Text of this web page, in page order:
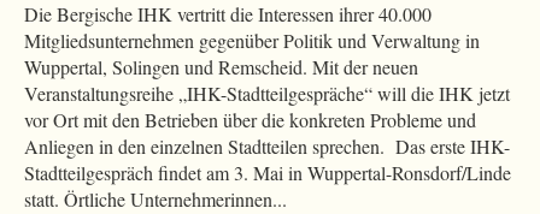
Die Bergische IHK vertritt die Interessen ihrer 40.000
Mitgliedsunternehmen gegenüber Politik und Verwaltung in
Wuppertal, Solingen und Remscheid. Mit der neuen
Veranstaltungsreihe „IHK-Stadtteilgespräche“ will die IHK jetzt
vor Ort mit den Betrieben über die konkreten Probleme und
Anliegen in den einzelnen Stadtteilen sprechen. Das erste IHK-
Stadtteilgespräch findet am 3. Mai in Wuppertal-Ronsdorf/Linde
statt. Örtliche Unternehmerinnen...